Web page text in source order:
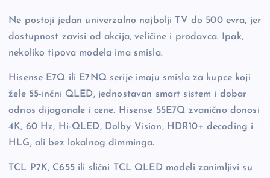
Ne postoji jedan univerzalno najbolji TV do 500 evra, jer
dostupnost zavisi od akcija, veličine i prodavca. Ipak,
nekoliko tipova modela ima smisla.
Hisense E7Q ili E7NQ serije imaju smisla za kupce koji
žele 55-inčni QLED, jednostavan smart sistem i dobar
odnos dijagonale i cene. Hisense 55E7Q zvanično donosi
4K, 60 Hz, Hi-QLED, Dolby Vision, HDR10+ decoding i
HLG, ali bez lokalnog dimminga.
TCL P7K, C655 ili slični TCL QLED modeli zanimljivi su